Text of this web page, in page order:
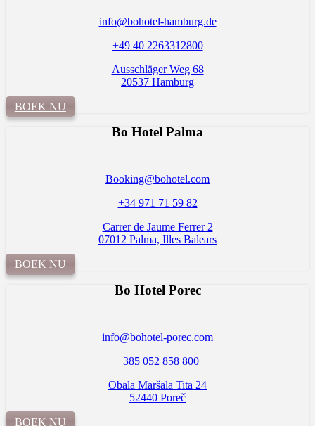
info@bohotel-hamburg.de
+49 40 2263312800
Ausschläger Weg 68
20537 Hamburg
BOEK NU
Bo Hotel Palma
Booking@bohotel.com
+34 971 71 59 82
Carrer de Jaume Ferrer 2
07012 Palma, Illes Balears
BOEK NU
Bo Hotel Porec
info@bohotel-porec.com
+385 052 858 800
Obala Maršala Tita 24
52440 Poreč
BOEK NU